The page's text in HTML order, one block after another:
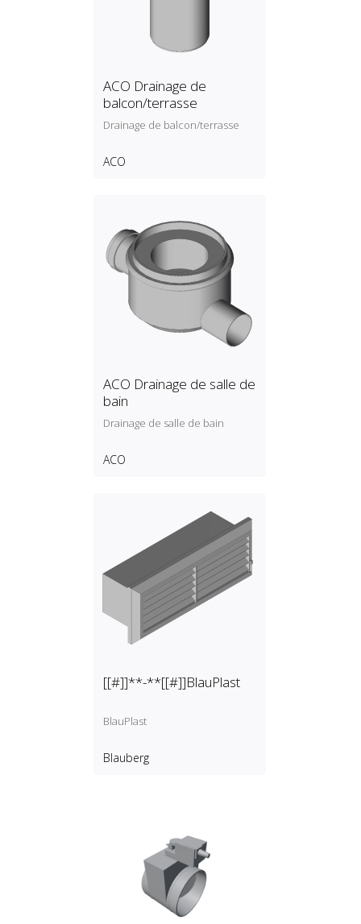
ACO Drainage de
balcon/terrasse
Drainage de balcon/terrasse
ACO
ACO Drainage de salle de
bain
Drainage de salle de bain
ACO
[[#]]**-**[[#]]BlauPlast
BlauPlast
Blauberg